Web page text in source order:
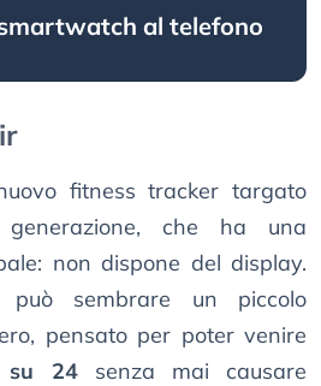
al telefono
fitness tracker targato
che ha una
non dispone del display.
sembrare un piccolo
pensato per poter venire
su 24senza mai causare